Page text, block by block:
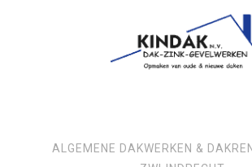
ALGEMENE DAKWERKEN &